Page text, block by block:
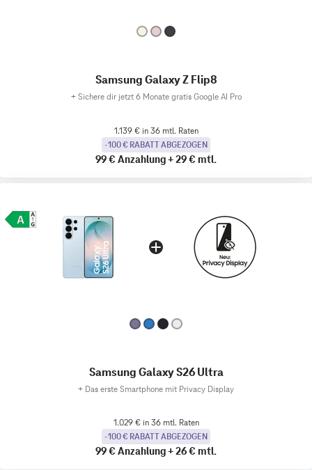
Samsung Galaxy Z Flip8
+ Sichere dir jetzt 6 Monate gratis Google AI Pro
1.139 € in 36 mtl. Raten
-100 € RABATT ABGEZOGEN
99 € Anzahlung+29 € mtl.
Samsung Galaxy S26 Ultra
+ Das erste Smartphone mit Privacy Display
1.029 € in 36 mtl. Raten
-100 € RABATT ABGEZOGEN
99 € Anzahlung+26 € mtl.